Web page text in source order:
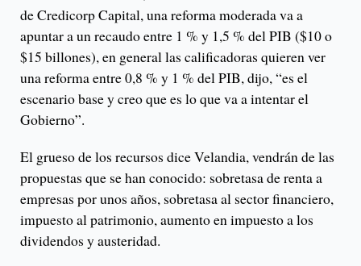
de Credicorp Capital, una reforma moderada va a
apuntar a un recaudo entre 1 % y 1,5 % del PIB ($10 o
$15 billones), en general las calificadoras quieren ver
una reforma entre 0,8 % y 1 % del PIB, dijo, “es el
escenario base y creo que es lo que va a intentar el
Gobierno”.
El grueso de los recursos dice Velandia, vendrán de las
propuestas que se han conocido: sobretasa de renta a
empresas por unos años, sobretasa al sector financiero,
impuesto al patrimonio, aumento en impuesto a los
dividendos y austeridad.